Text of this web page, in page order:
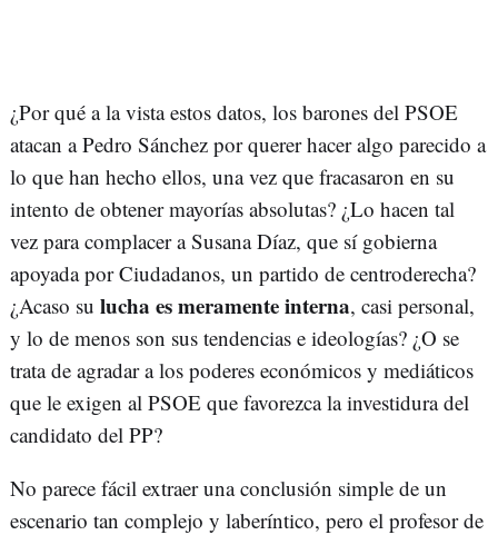
¿Por qué a la vista estos datos, los barones del PSOE
atacan a Pedro Sánchez por querer hacer algo parecido a
lo que han hecho ellos, una vez que fracasaron en su
intento de obtener mayorías absolutas? ¿Lo hacen tal
vez para complacer a Susana Díaz, que sí gobierna
apoyada por Ciudadanos, un partido de centroderecha?
¿Acaso su lucha es meramente interna, casi personal,
y lo de menos son sus tendencias e ideologías? ¿O se
trata de agradar a los poderes económicos y mediáticos
que le exigen al PSOE que favorezca la investidura del
candidato del PP?
No parece fácil extraer una conclusión simple de un
escenario tan complejo y laberíntico, pero el profesor de